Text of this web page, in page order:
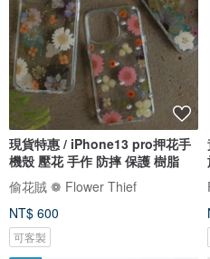
現貨特惠 / iPhone13 pro押花手
機殼 壓花 手作 防摔 保護 樹脂
偷花賊 ❁ Flower Thief
NT$ 600
可客製